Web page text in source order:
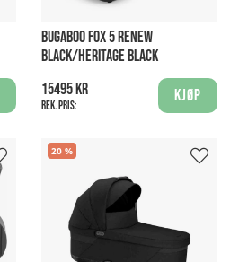
BUGABOO FOX 5 RENEW
BLACK/HERITAGE BLACK
15495 kr
Rek. pris:
Kjøp
20